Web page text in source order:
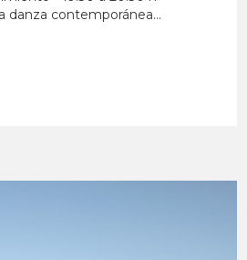
danza contemporánea...